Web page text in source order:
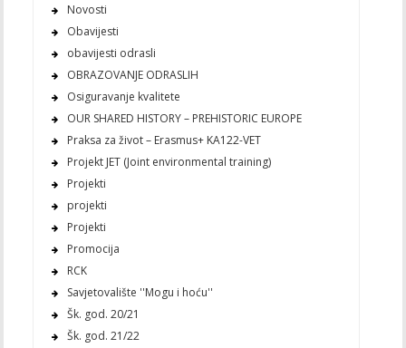
Novosti
Obavijesti
obavijesti odrasli
OBRAZOVANJE ODRASLIH
Osiguravanje kvalitete
OUR SHARED HISTORY – PREHISTORIC EUROPE
Praksa za život – Erasmus+ KA122-VET
Projekt JET (Joint environmental training)
Projekti
projekti
Projekti
Promocija
RCK
Savjetovalište ''Mogu i hoću''
Šk. god. 20/21
Šk. god. 21/22